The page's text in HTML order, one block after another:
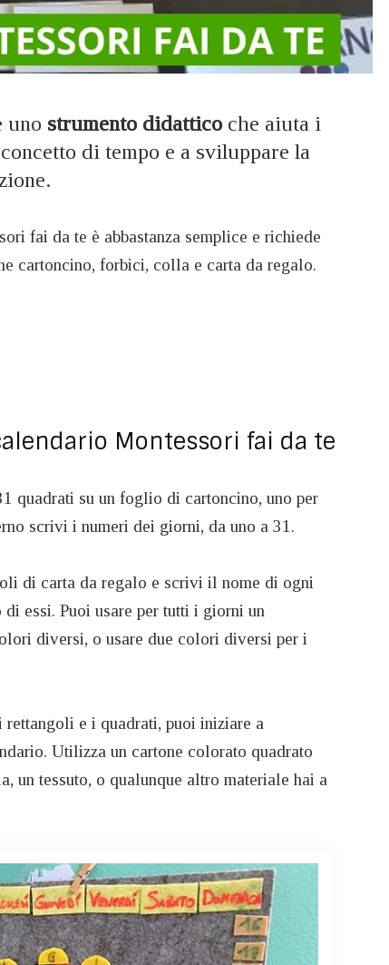
uno strumento didatticoche aiuta i
di tempo e a sviluppare la
fai da te è abbastanza semplice e richiede
cartoncino, forbici, colla e carta da regalo.
Montessori fai da te
quadrati su un foglio di cartoncino, uno per
scrivi i numeri dei giorni, da uno a 31.
di carta da regalo e scrivi il nome di ogni
essi. Puoi usare per tutti i giorni un
diversi, o usare due colori diversi per i
e i quadrati, puoi iniziare a
Utilizza un cartone colorato quadrato
un tessuto, o qualunque altro materiale hai a